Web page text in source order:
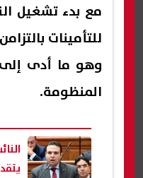
مع بدء تشغيل
للتأمينات
وهو ما أدى
المنظومة.